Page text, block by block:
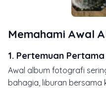
Memahami Awal
1. Pertemuan
Awal album fotografi
bahagia, liburan